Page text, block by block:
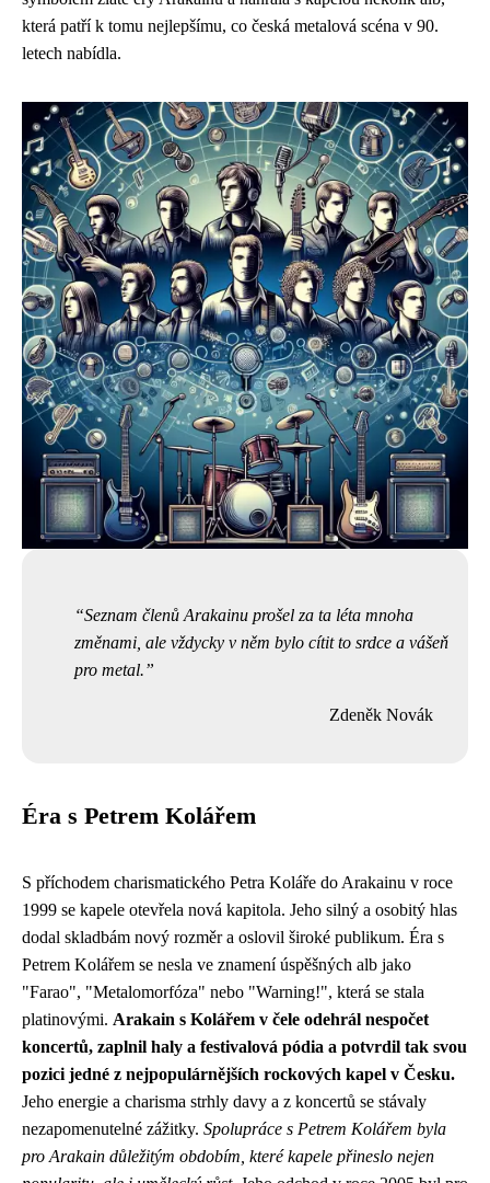
která patří k tomu nejlepšímu, co česká metalová scéna v 90.
letech nabídla.
Seznam členů Arakainu prošel za ta léta mnoha
změnami, ale vždycky v něm bylo cítit to srdce a vášeň
pro metal.
Zdeněk Novák
Éra s Petrem Kolářem
S příchodem charismatického Petra Koláře do Arakainu v roce
1999 se kapele otevřela nová kapitola. Jeho silný a osobitý hlas
dodal skladbám nový rozměr a oslovil široké publikum. Éra s
Petrem Kolářem se nesla ve znamení úspěšných alb jako
"Farao", "Metalomorfóza" nebo "Warning!", která se stala
platinovými. Arakain s Kolářem v čele odehrál nespočet
koncertů, zaplnil haly a festivalová pódia a potvrdil tak svou
pozici jedné z nejpopulárnějších rockových kapel v Česku.
Jeho energie a charisma strhly davy a z koncertů se stávaly
nezapomenutelné zážitky. Spolupráce s Petrem Kolářem byla
pro Arakain důležitým obdobím, které kapele přineslo nejen